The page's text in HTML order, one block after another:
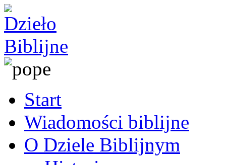
Start
Wiadomości biblijne
O Dziele Biblijnym